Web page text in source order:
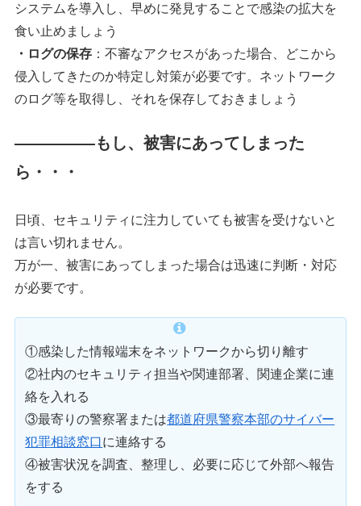
システムを導入し、早めに発見することで感染の拡大を
食い止めましょう
・ログの保存 ：不審なアクセスがあった場合、どこから
侵入してきたのか特定し対策が必要です。ネットワーク
のログ等を取得し、それを保存しておきましょう
―――――もし、被害にあってしまった
ら・・・
日頃、セキュリティに注力していても被害を受けないと
は言い切れません。
万が一、被害にあってしまった場合は迅速に判断・対応
が必要です。
①感染した情報端末をネットワークから切り離す
②社内のセキュリティ担当や関連部署、関連企業に連
絡を入れる
③最寄りの警察署または都道府県警察本部のサイバー
犯罪相談窓口に連絡する
④被害状況を調査、整理し、必要に応じて外部へ報告
をする